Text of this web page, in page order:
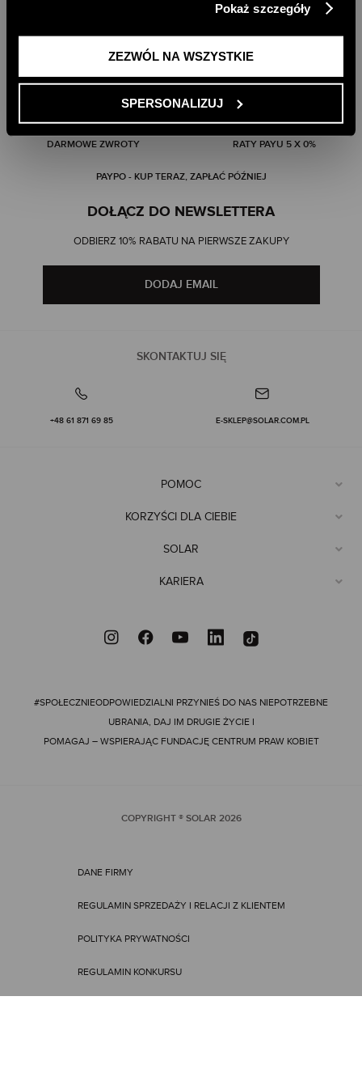
Polityce Prywatności
Pokaż szczegóły
ZEZWÓL NA WSZYSTKIE
SPERSONALIZUJ
DARMOWA DOSTAWA OD 499 ZŁ
DARMOWE ZWROTY RATY PAYU 5 X 0%
PAYPO - KUP TERAZ, ZAPŁAĆ PÓŹNIEJ
SKONTAKTUJ SIĘ
+48 61 871 69 85 E-SKLEP@SOLAR.COM.PL
DOŁĄCZ DO NEWSLETTERA
ODBIERZ 10% RABATU NA PIERWSZE ZAKUPY
DODAJ EMAIL
POMOC
KORZYŚCI DLA CIEBIE
SOLAR
KARIERA
#SPOŁECZNIEODPOWIEDZIALNI PRZYNIEŚ DO NAS NIEPOTRZEBNE
UBRANIA, DAJ IM DRUGIE ŻYCIE I
POMAGAJ – WSPIERAJĄC FUNDACJĘ CENTRUM PRAW KOBIET
COPYRIGHT ® SOLAR 2026
DANE FIRMY
REGULAMIN SPRZEDAŻY I RELACJI Z KLIENTEM
POLITYKA PRYWATNOŚCI
REGULAMIN KONKURSU